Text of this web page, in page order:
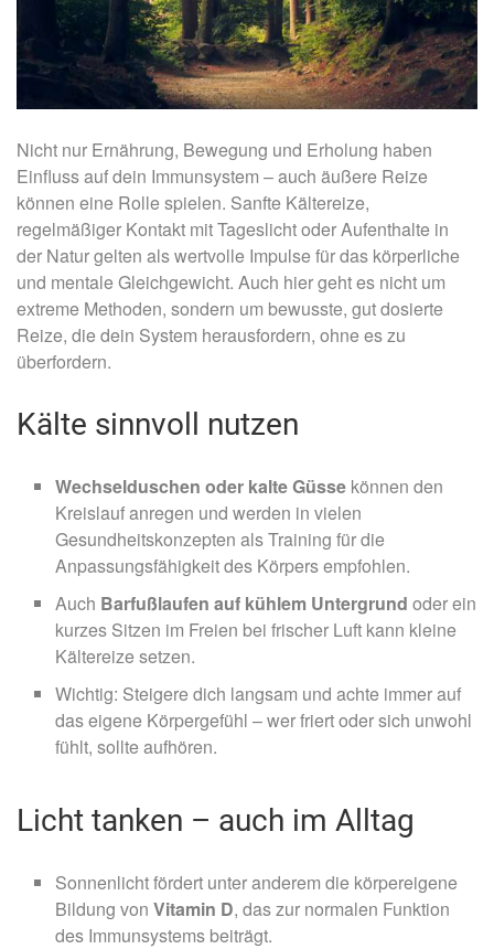
Nicht nur Ernährung, Bewegung und Erholung haben
Einfluss auf dein Immunsystem – auch äußere Reize
können eine Rolle spielen. Sanfte Kältereize,
regelmäßiger Kontakt mit Tageslicht oder Aufenthalte in
der Natur gelten als wertvolle Impulse für das körperliche
und mentale Gleichgewicht. Auch hier geht es nicht um
extreme Methoden, sondern um bewusste, gut dosierte
Reize, die dein System herausfordern, ohne es zu
überfordern.
Kälte sinnvoll nutzen
Wechselduschen oder kalte Güsse können den
Kreislauf anregen und werden in vielen
Gesundheitskonzepten als Training für die
Anpassungsfähigkeit des Körpers empfohlen.
Auch Barfußlaufen auf kühlem Untergrund oder ein
kurzes Sitzen im Freien bei frischer Luft kann kleine
Kältereize setzen.
Wichtig: Steigere dich langsam und achte immer auf
das eigene Körpergefühl – wer friert oder sich unwohl
fühlt, sollte aufhören.
Licht tanken – auch im Alltag
Sonnenlicht fördert unter anderem die körpereigene
Bildung von Vitamin D, das zur normalen Funktion
des Immunsystems beiträgt.